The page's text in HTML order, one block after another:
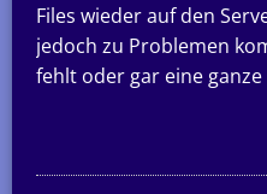
Files wieder auf den
jedoch zu Problemen
fehlt oder gar eine